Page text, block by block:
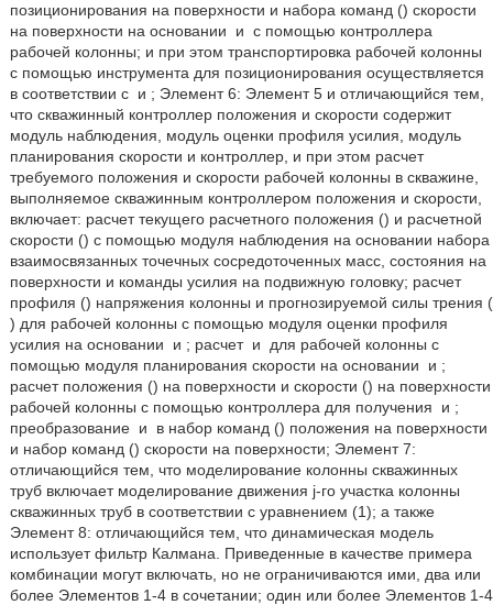
позиционирования на поверхности и набора команд () скорости
на поверхности на основании
и с помощью контроллера
рабочей колонны; и при этом транспортировка рабочей колонны
с помощью инструмента для позиционирования осуществляется
в соответствии с и ; Элемент 6: Элемент 5 и отличающийся тем,
что скважинный контроллер положения и скорости содержит
модуль наблюдения, модуль оценки профиля усилия, модуль
планирования скорости и контроллер, и при этом расчет
требуемого положения и скорости рабочей колонны в скважине,
выполняемое скважинным контроллером положения и скорости,
включает: расчет текущего расчетного положения () и расчетной
скорости () с помощью модуля наблюдения на основании набора
взаимосвязанных точечных сосредоточенных масс, состояния на
поверхности и команды усилия на подвижную головку; расчет
профиля () напряжения колонны и прогнозируемой силы трения (
) для рабочей колонны с помощью модуля оценки профиля
усилия на основании
и ; расчет и
для рабочей колонны с
помощью модуля планирования скорости на основании
и ;
расчет положения () на поверхности и скорости () на поверхности
рабочей колонны с помощью контроллера для получения
и ;
преобразование и в набор команд () положения на поверхности
и набор команд () скорости на поверхности; Элемент 7:
отличающийся тем, что моделирование колонны скважинных
труб включает моделирование движения j-го участка колонны
скважинных труб в соответствии с уравнением (1); а также
Элемент 8: отличающийся тем, что динамическая модель
использует фильтр Калмана. Приведенные в качестве примера
комбинации могут включать, но не ограничиваются ими, два или
более Элементов 1-4 в сочетании; один или более Элементов 1-4